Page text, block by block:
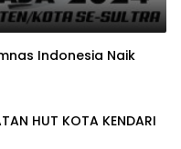
Indonesia Naik
HUT KOTA KENDARI